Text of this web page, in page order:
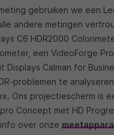
gebruiken we een
andere metingen
C6 HDR2000
een VideoForge
Displays Calman for
problemen te
Ons projectiescherm is
Concept met HD
over onze